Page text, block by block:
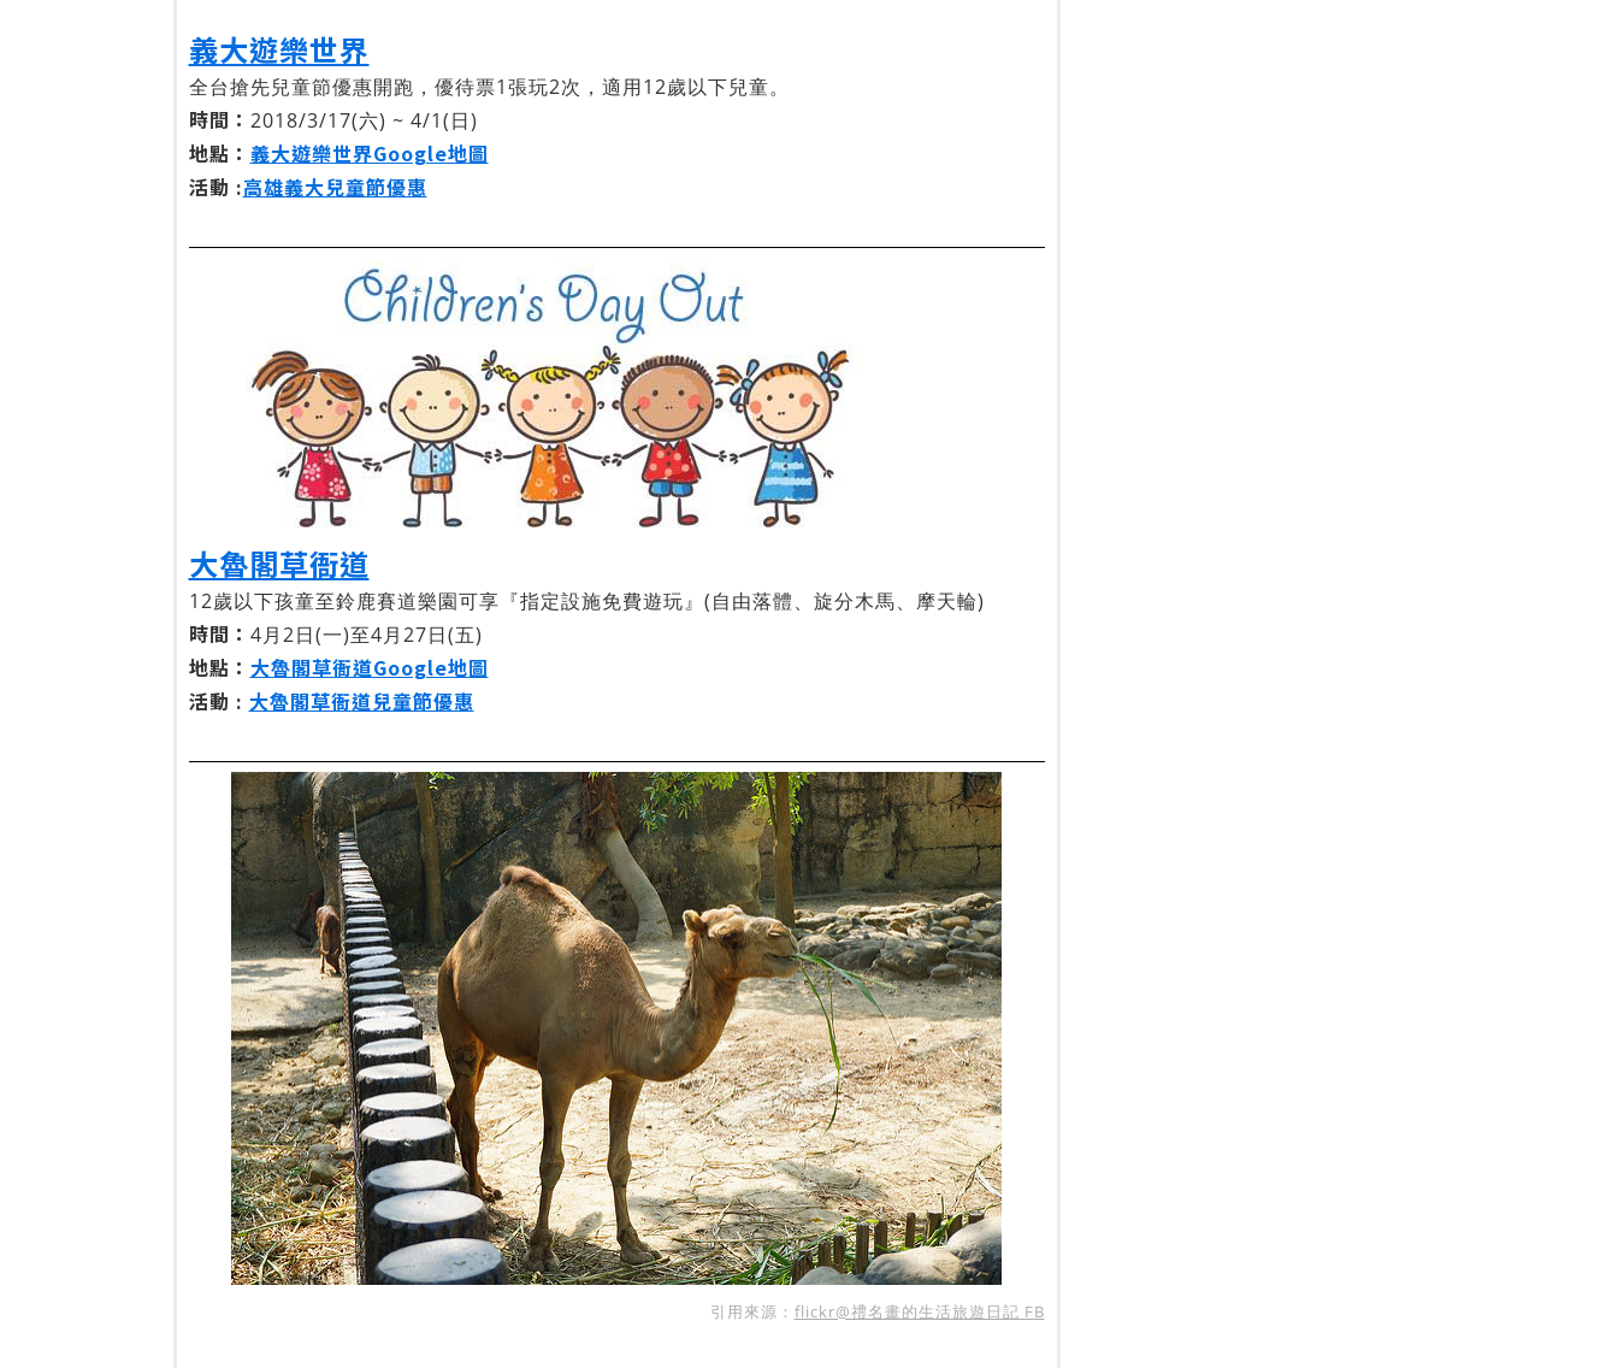
義大遊樂世界
全台搶先兒童節優惠開跑，優待票1張玩2次，適用12歲以下兒童。
時間： 2018/3/17(六) ~ 4/1(日)
地點： 義大遊樂世界Google地圖
活動 :高雄義大兒童節優惠
大魯閣草衙道
12歲以下孩童至鈴鹿賽道樂園可享『指定設施免費遊玩』(自由落體、旋分木馬、摩天輪)
時間： 4月2日(一)至4月27日(五)
地點： 大魯閣草衙道Google地圖
活動 : 大魯閣草衙道兒童節優惠
引用來源： flickr@禮名畫的生活旅遊日記 FB